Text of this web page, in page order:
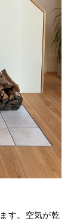
す。空気が乾